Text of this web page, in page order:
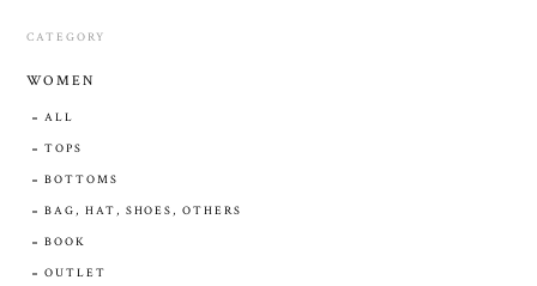
CATEGORY
WOMEN
ALL
TOPS
BOTTOMS
BAG, HAT, SHOES, OTHERS
BOOK
OUTLET